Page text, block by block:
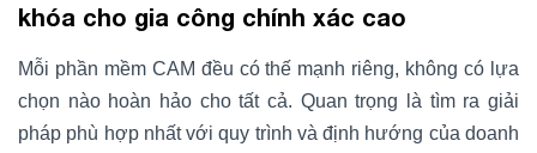
khóa cho gia công chính xác cao
Mỗi phần mềm CAM đều có thế mạnh riêng, không có lựa
chọn nào hoàn hảo cho tất cả. Quan trọng là tìm ra giải
pháp phù hợp nhất với quy trình và định hướng của doanh